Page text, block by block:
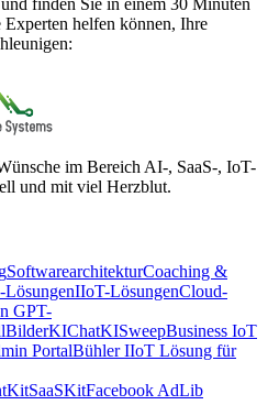
finden Sie in einem 30 Minuten
helfen können, Ihre
im Bereich AI-, SaaS-, IoT-
und mit viel Herzblut.
SoftwarearchitekturCoaching &
LösungenIIoT-LösungenCloud-
GPT-
BilderKIChatKISweepBusiness IoT
PortalBühler IIoT Lösung für
SaaSKitFacebook AdLib